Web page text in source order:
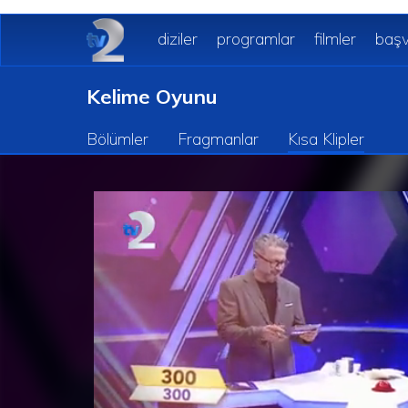
diziler programlar filmler
Kelime Oyunu
Bölümler Fragmanlar Kısa Klipler